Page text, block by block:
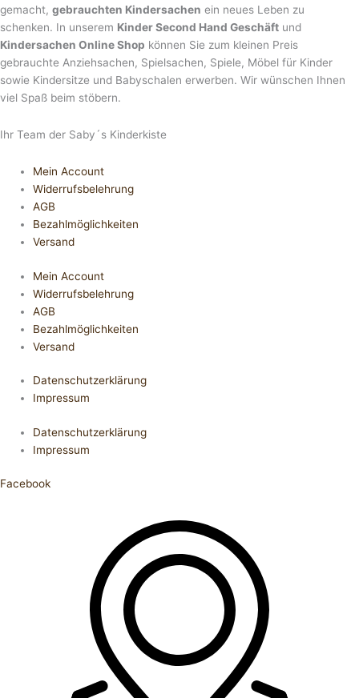
gemacht, gebrauchten Kindersachen ein neues Leben zu
schenken. In unserem Kinder Second Hand Geschäft und
Kindersachen Online Shop können Sie zum kleinen Preis
gebrauchte Anziehsachen, Spiel­sachen, Spiele, Möbel für Kinder
sowie Kindersitze und Babyschalen erwerben. Wir wünschen Ihnen
viel Spaß beim stöbern.
Ihr Team der Saby´s Kinderkiste
Mein Account
Widerrufsbelehrung
AGB
Bezahlmöglichkeiten
Versand
Mein Account
Widerrufsbelehrung
AGB
Bezahlmöglichkeiten
Versand
Datenschutzerklärung
Impressum
Datenschutzerklärung
Impressum
Facebook